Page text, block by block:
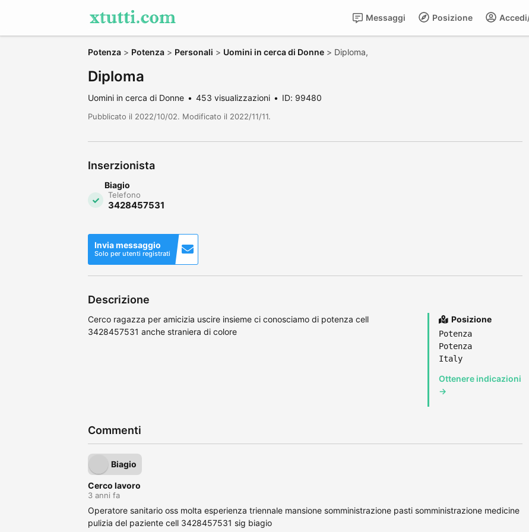
Posizione
Messaggi
Potenza > Potenza > Personali > Uomini in cerca di Donne > Diploma,
Diploma
Uomini in cerca di Donne 453 visualizzazioni ID: 99480
Pubblicato il 2022/10/02. Modificato il 2022/11/11.
Inserzionista
Biagio
Telefono
3428457531
Invia messaggio
Solo per utenti registrati
Descrizione
Cerco ragazza per amicizia uscire insieme ci conosciamo di potenza cell
3428457531 anche straniera di colore
Posizione
Potenza
Potenza
Italy
Ottenere indicazioni
→
Commenti
Biagio
Cerco lavoro
3 anni fa
Operatore sanitario oss molta esperienza triennale mansione somministrazione pasti somministrazione medicine
pulizia del paziente cell 3428457531 sig biagio